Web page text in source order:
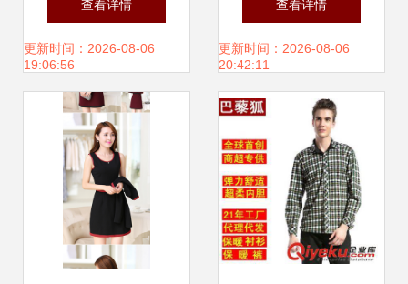
扣与新趋势
查看详情
更新时间：2026-08-06
19:06:56
作室的服装代理之
查看详情
更新时间：2026-08-06
20:42:11